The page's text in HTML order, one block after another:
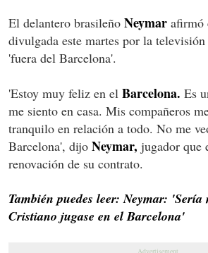
El delantero brasileño Neymar afirmó
divulgada este martes por la
'fuera del Barcelona'.
'Estoy muy feliz en el Barcelona. Es
me siento en casa. Mis compañeros
tranquilo en relación a todo. No me
Barcelona', dijo Neymar, jugador que
renovación de su contrato.
También puedes leer: Neymar: 'Sería
Cristiano jugase en el Barcelona'